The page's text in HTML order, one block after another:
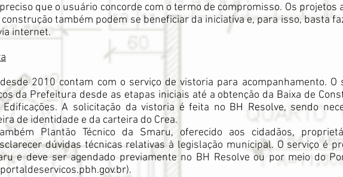
que o usuário concorde com o termo de compromisso. Os projetos
também podem se beneficiar da iniciativa e, para isso, basta
internet.
2010 contam com o serviço de vistoria para acompanhamento. O
da Prefeitura desde as etapas iniciais até a obtenção da Baixa de
A solicitação da vistoria é feita no BH Resolve, sendo
de identidade e da carteira do Crea.
Plantão Técnico da Smaru, oferecido aos cidadãos,
dúvidas técnicas relativas à legislação municipal. O serviço é
e deve ser agendado previamente no BH Resolve ou por meio do